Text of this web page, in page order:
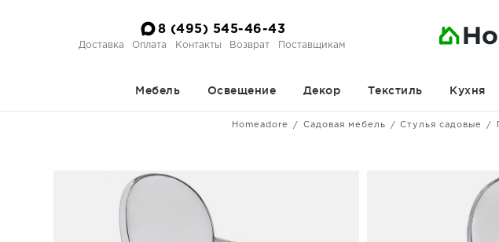
8 (495) 545-46-43
Доставка Оплата Контакты Возврат Поставщикам
Мебель Освещение Декор Текстиль Кухня
Homeadore Садовая мебель Стулья садовые